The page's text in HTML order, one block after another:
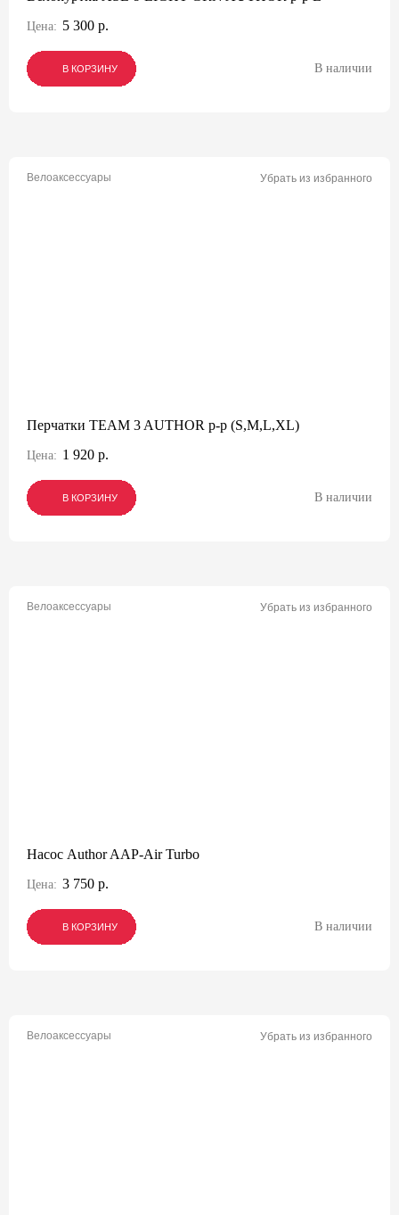
Цена: 5 300 р.
В КОРЗИНУ
В КОРЗИНУ
В КОРЗИНУ В наличии
Велоаксессуары Убрать из избранного
Перчатки TEAM 3 AUTHOR p-p (S,M,L,XL)
Цена: 1 920 р.
В КОРЗИНУ
В КОРЗИНУ
В КОРЗИНУ В наличии
Велоаксессуары Убрать из избранного
Насос Author AAP-Air Turbo
Цена: 3 750 р.
В КОРЗИНУ
В КОРЗИНУ
В КОРЗИНУ В наличии
Велоаксессуары Убрать из избранного